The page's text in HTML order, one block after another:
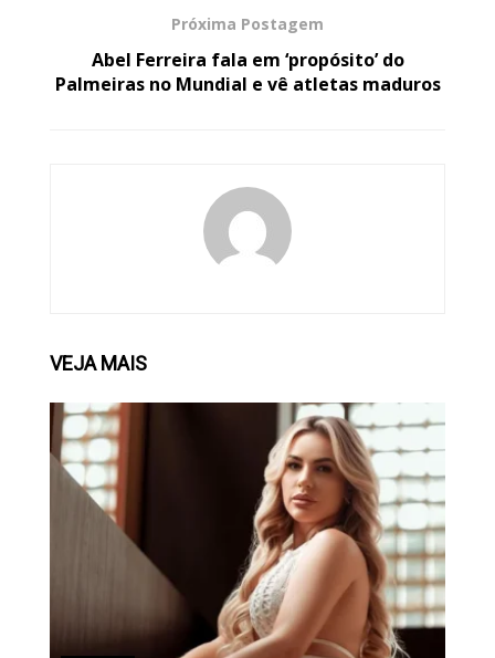
Próxima Postagem
Abel Ferreira fala em ‘propósito’ do
Palmeiras no Mundial e vê atletas maduros
VEJAMAIS